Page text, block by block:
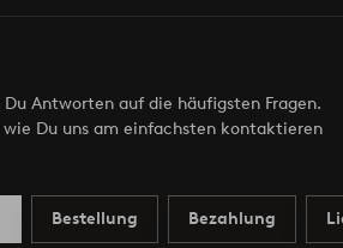
Du Antworten auf die häufigsten Fragen.
Du uns am einfachsten kontaktieren
Bestellung Bezahlung